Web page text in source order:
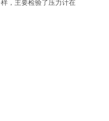
，主要检验了压力计在